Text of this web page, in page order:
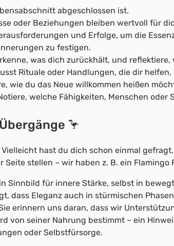
abgeschlossen ist.
oder Beziehungen bleiben wertvoll für
und Erfolge, um die
zu festigen.
was dich zurückhält, und reflektiere,
Rituale oder Handlungen, die dir
wie du das Neue willkommen heißen
welche Fähigkeiten, Menschen oder
🦩
hast du dich schon einmal
stellen – wir haben z. B. ein Flamingo
Sinnbild für innere Stärke, selbst in
dass Eleganz auch in stürmischen
erinnern uns daran, dass wir
von seiner Nahrung bestimmt – ein
oder Selbstfürsorge.